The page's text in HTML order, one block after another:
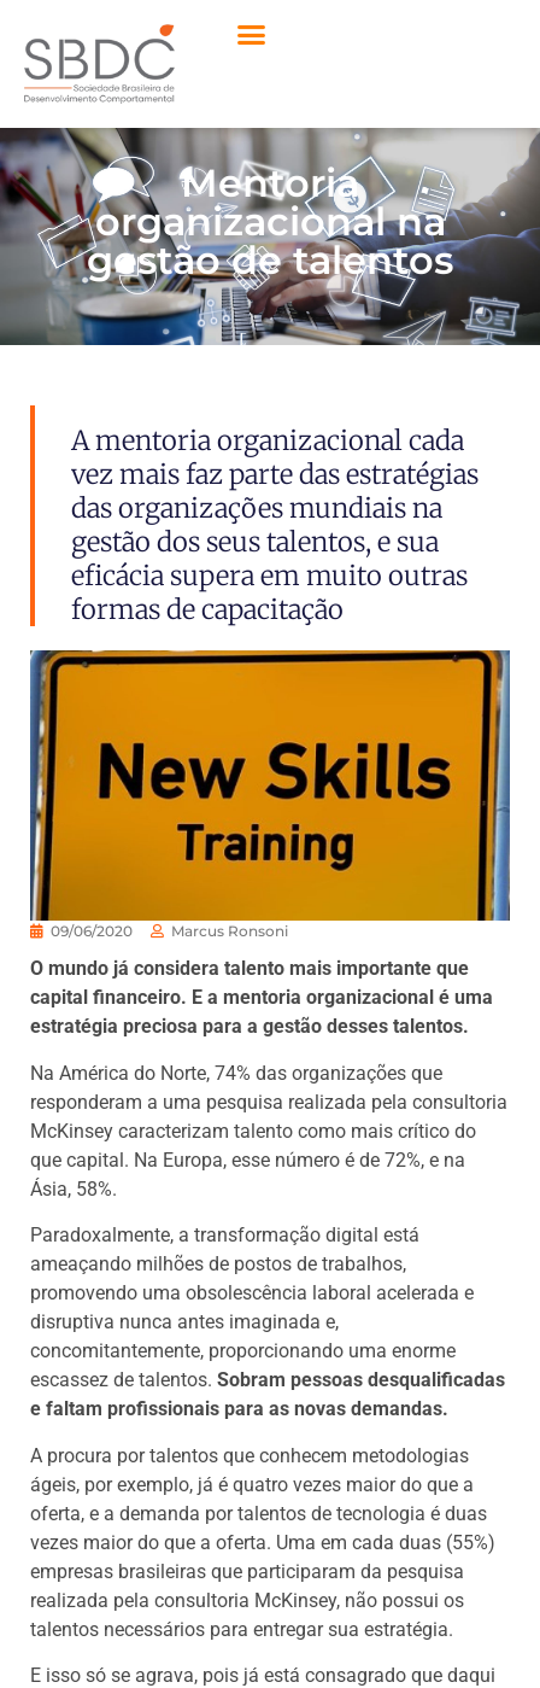
Mentoria
organizacional na
gestão de talentos
A mentoria organizacional cada
vez mais faz parte das estratégias
das organizações mundiais na
gestão dos seus talentos, e sua
eficácia supera em muito outras
formas de capacitação
09/06/2020 Marcus Ronsoni
O mundo já considera talento mais importante que
capital financeiro. E a mentoria organizacional é uma
estratégia preciosa para a gestão desses talentos.
Na América do Norte, 74% das organizações que
responderam a uma pesquisa realizada pela consultoria
McKinsey caracterizam talento como mais crítico do
que capital. Na Europa, esse número é de 72%, e na
Ásia, 58%.
Paradoxalmente, a transformação digital está
ameaçando milhões de postos de trabalhos,
promovendo uma obsolescência laboral acelerada e
disruptiva nunca antes imaginada e,
concomitantemente, proporcionando uma enorme
escassez de talentos. Sobram pessoas desqualificadas
e faltam profissionais para as novas demandas.
A procura por talentos que conhecem metodologias
ágeis, por exemplo, já é quatro vezes maior do que a
oferta, e a demanda por talentos de tecnologia é duas
vezes maior do que a oferta. Uma em cada duas (55%)
empresas brasileiras que participaram da pesquisa
realizada pela consultoria McKinsey, não possui os
talentos necessários para entregar sua estratégia.
E isso só se agrava, pois já está consagrado que daqui